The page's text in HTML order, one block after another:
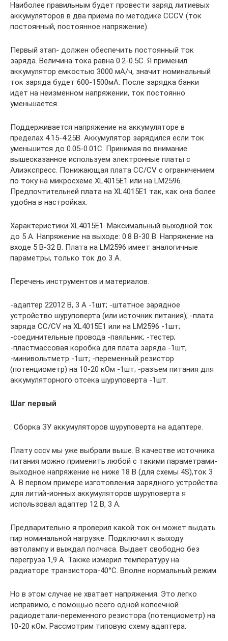
Наиболее правильным будет провести заряд литиевых
аккумуляторов в два приема по методике CCCV (ток
постоянный, постоянное напряжение).
Первый этап- должен обеспечить постоянный ток
заряда. Величина тока равна 0.2-0.5С. Я применил
аккумулятор емкостью 3000 мА/ч, значит номинальный
ток заряда будет 600-1500мА. После зарядка банки
идет на неизменном напряжении, ток постоянно
уменьшается.
Поддерживается напряжение на аккумуляторе в
пределах 4.15-4.25В. Аккумулятор зарядился если ток
уменьшится до 0.05-0.01С. Принимая во внимание
вышесказанное используем электронные платы с
Алиэкспресс. Понижающая плата CC/CV с ограничением
по току на микросхеме XL4015E1 или на LM2596.
Предпочтительней плата на XL4015E1 так, как она более
удобна в настройках.
Характеристики XL4015E1. Максимальный выходной ток
до 5 А. Напряжение на выходе: 0.8 В-30 В. Напряжение на
входе 5 В-32 В. Плата на LM2596 имеет аналогичные
параметры, только ток до 3 А.
Перечень инструментов и материалов.
-адаптер 22012 В, 3 А -1шт; -штатное зарядное
устройство шуруповерта (или источник питания); -плата
заряда CC/CV на XL4015E1 или на LM2596 -1шт;
-соединительные провода -паяльник; -тестер;
-пластмассовая коробка для плата заряда -1шт;
-минивольтметр -1шт; -переменный резистор
(потенциометр) на 10-20 кОм -1шт; -разъем питания для
аккумуляторного отсека шуруповерта -1шт.
Шаг первый
. Сборка ЗУ аккумуляторов шуруповерта на адаптере.
Плату cccv мы уже выбрали выше. В качестве источника
питания можно применить любой с такими параметрами-
выходное напряжение не ниже 18 В (для схемы 4S),ток 3
А. В первом примере изготовления зарядного устройства
для литий-ионных аккумуляторов шуруповерта я
использовал адаптер 12 В, 3 А.
Предварительно я проверил какой ток он может выдать
пир номинальной нагрузке. Подключил к выходу
автолампу и выждал полчаса. Выдает свободно без
перегруза 1,9 А. Также измерил температуру на
радиаторе транзистора-40°C. Вполне нормальный режим.
Но в этом случае не хватает напряжения. Это легко
исправимо, с помощью всего одной копеечной
радиодетали-переменного резистора (потенциометр) на
10-20 кОм. Рассмотрим типовую схему адаптера.